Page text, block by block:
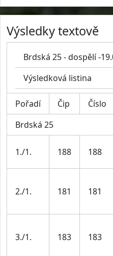
Výsledky textově
Brdská 25 - dospělí -
Výsledková listina
Pořadí Čip Číslo
Brdská 25
1./1. 188 188
2./1. 181 181
3./1. 183 183